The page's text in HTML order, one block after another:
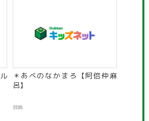
＊あべのなかまろ【阿倍仲麻
呂】
辞典